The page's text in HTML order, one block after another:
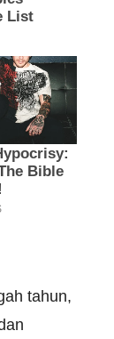
tahun,